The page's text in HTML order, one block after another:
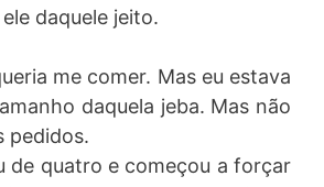
daquele jeito.
me comer. Mas eu estava
daquela jeba. Mas não
pedidos.
de quatro e começou a forçar